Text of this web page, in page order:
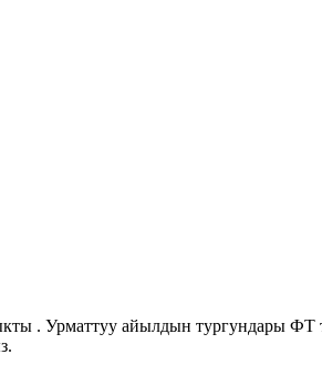
. Урматтуу айылдын тургундары ФТ